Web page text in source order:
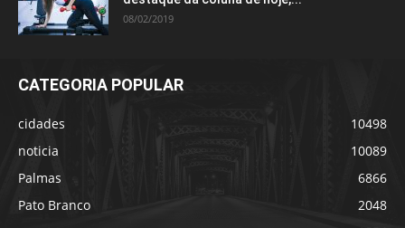
08/02/2019
CATEGORIA POPULAR
cidades
10498
noticia
10089
Palmas
6866
Pato Branco
2048